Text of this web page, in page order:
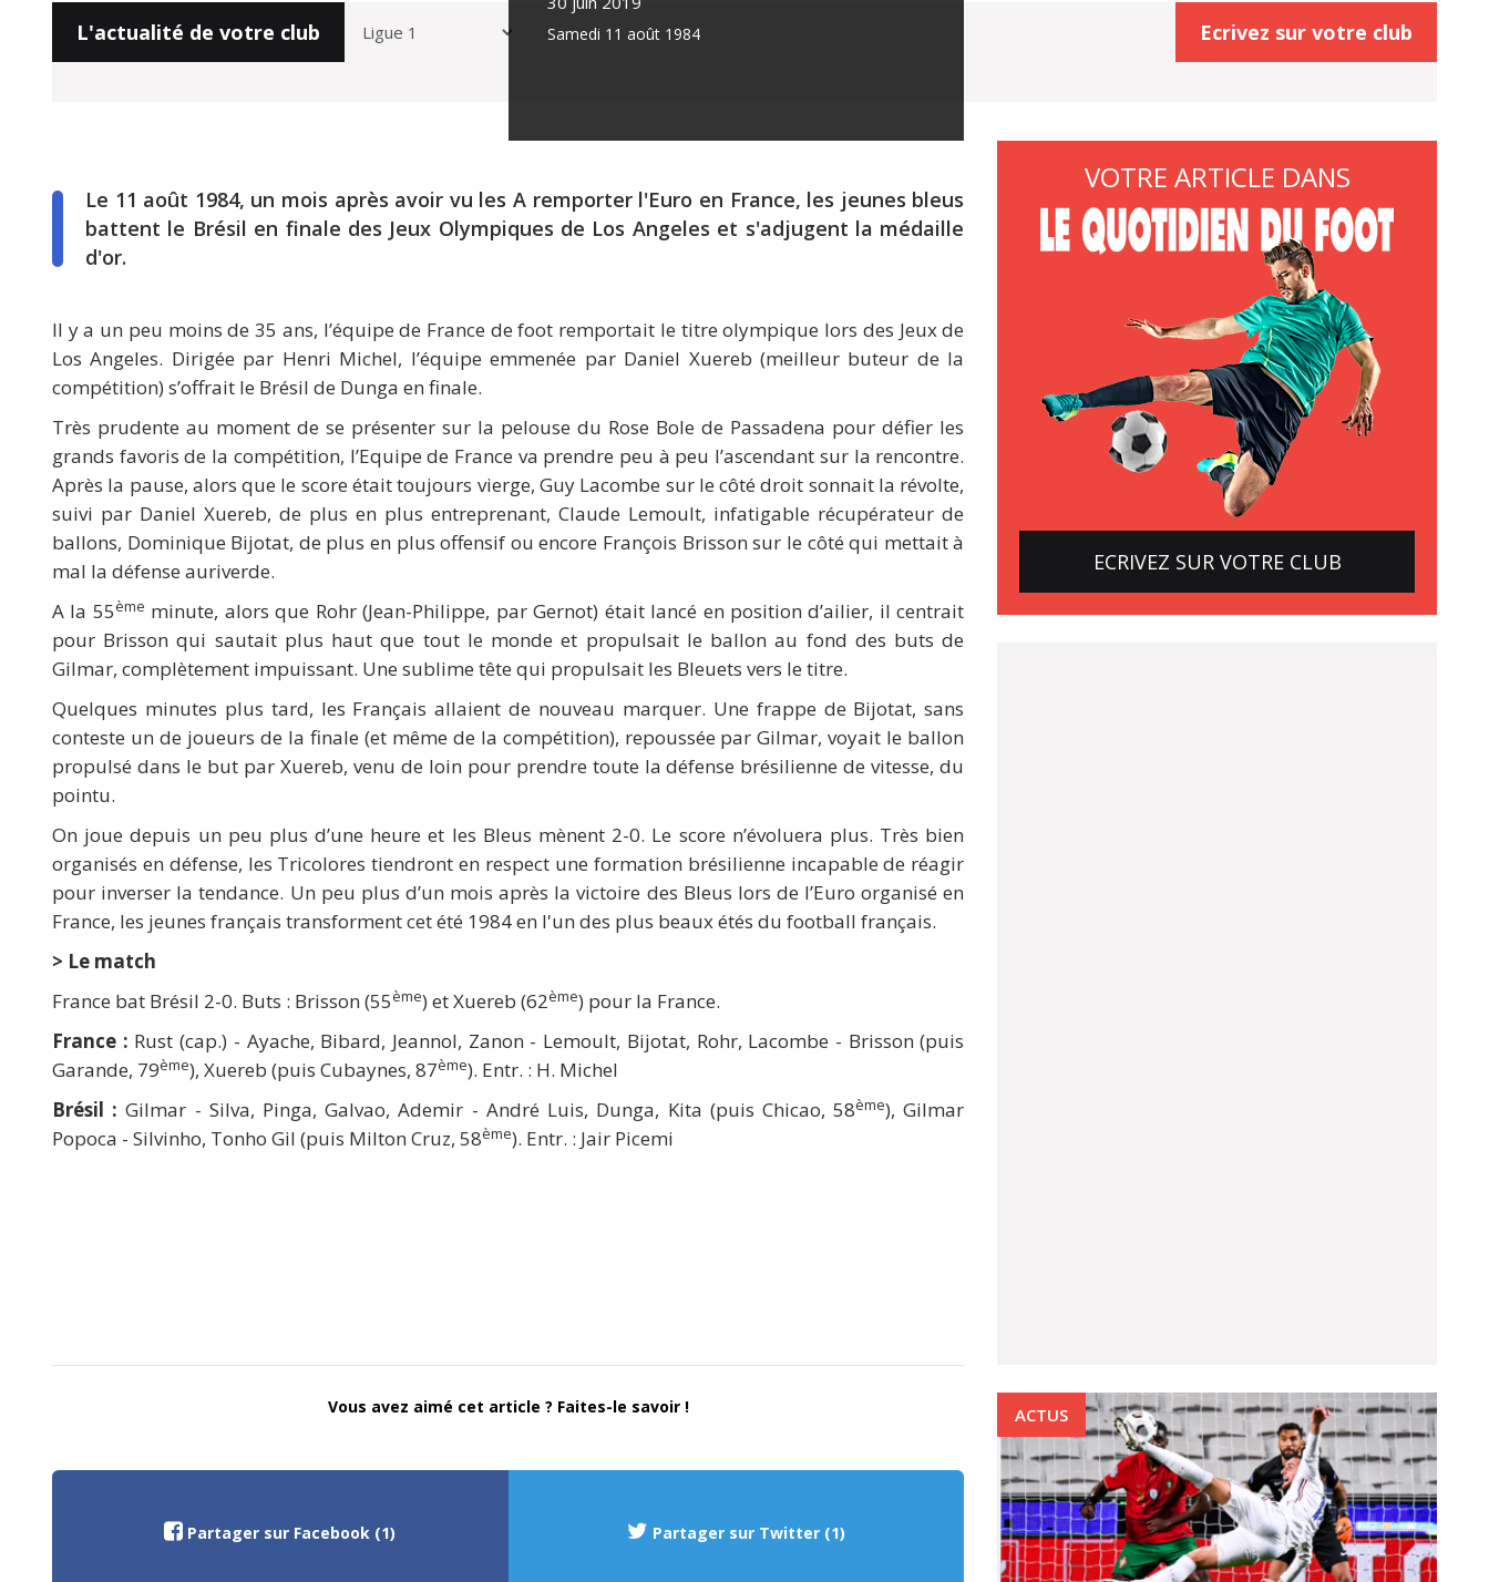
Ecrivez sur votre club
L'actualité de votre club Samedi 11 août 1984
Le 11 août 1984, un mois après avoir vu les A remporter l'Euro en France, les jeunes bleus
battent le Brésil en finale des Jeux Olympiques de Los Angeles et s'adjugent la médaille
d'or.
Il y a un peu moins de 35 ans, l’équipe de France de foot remportait le titre olympique lors des Jeux de
Los Angeles. Dirigée par Henri Michel, l’équipe emmenée par Daniel Xuereb (meilleur buteur de la
compétition) s’offrait le Brésil de Dunga en finale.
Très prudente au moment de se présenter sur la pelouse du Rose Bole de Passadena pour défier les
grands favoris de la compétition, l’Equipe de France va prendre peu à peu l’ascendant sur la rencontre.
Après la pause, alors que le score était toujours vierge, Guy Lacombe sur le côté droit sonnait la révolte,
suivi par Daniel Xuereb, de plus en plus entreprenant, Claude Lemoult, infatigable récupérateur de
ballons, Dominique Bijotat, de plus en plus offensif ou encore François Brisson sur le côté qui mettait à
mal la défense auriverde.
A la 55ème minute, alors que Rohr (Jean-Philippe, par Gernot) était lancé en position d’ailier, il centrait
pour Brisson qui sautait plus haut que tout le monde et propulsait le ballon au fond des buts de
Gilmar, complètement impuissant. Une sublime tête qui propulsait les Bleuets vers le titre.
Quelques minutes plus tard, les Français allaient de nouveau marquer. Une frappe de Bijotat, sans
conteste un de joueurs de la finale (et même de la compétition), repoussée par Gilmar, voyait le ballon
propulsé dans le but par Xuereb, venu de loin pour prendre toute la défense brésilienne de vitesse, du
pointu.
On joue depuis un peu plus d’une heure et les Bleus mènent 2-0. Le score n’évoluera plus. Très bien
organisés en défense, les Tricolores tiendront en respect une formation brésilienne incapable de réagir
pour inverser la tendance. Un peu plus d’un mois après la victoire des Bleus lors de l’Euro organisé en
France, les jeunes français transforment cet été 1984 en l'un des plus beaux étés du football français.
> Le match
France bat Brésil 2-0. Buts : Brisson (55ème) et Xuereb (62ème) pour la France.
France : Rust (cap.) - Ayache, Bibard, Jeannol, Zanon - Lemoult, Bijotat, Rohr, Lacombe - Brisson (puis
Garande, 79ème), Xuereb (puis Cubaynes, 87ème). Entr. : H. Michel
Brésil : Gilmar - Silva, Pinga, Galvao, Ademir - André Luis, Dunga, Kita (puis Chicao, 58ème), Gilmar
Popoca - Silvinho, Tonho Gil (puis Milton Cruz, 58ème). Entr. : Jair Picemi
Vous avez aimé cet article ? Faites-le savoir !
Partager sur Facebook (1) Partager sur Twitter (1)
VOTRE ARTICLE DANS
ECRIVEZ SUR VOTRE CLUB
ACTUS